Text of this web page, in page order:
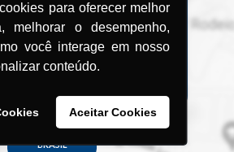
para oferecer melhor
melhorar o desempenho,
você interage em nosso
conteúdo.
Aceitar Cookies
a Assistência Técnica
Menegotti
mais próxima de você.
BRASIL